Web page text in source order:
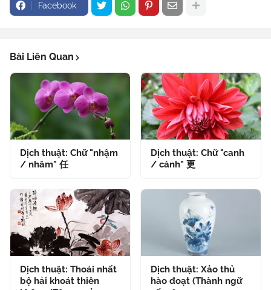
Facebook
Bài Liên Quan
Dịch thuật: Chữ "nhậm
/ nhâm" 任
Dịch thuật: Chữ "canh
/ cánh" 更
Dịch thuật: Thoái nhất
bộ hải khoát thiên
Dịch thuật: Xảo thủ
hào đoạt (Thành ngữ